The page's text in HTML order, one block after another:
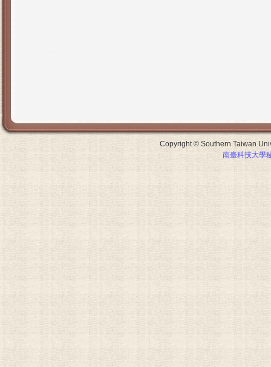
Copyright © Southern Taiwan
南臺科技大學